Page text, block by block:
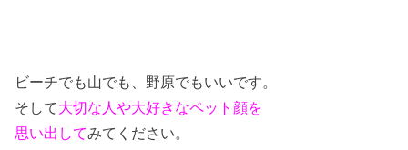
ビーチでも山でも、野原でもいいです。
そして大切な 人や大好きなペット顔を
思い出してみてください。